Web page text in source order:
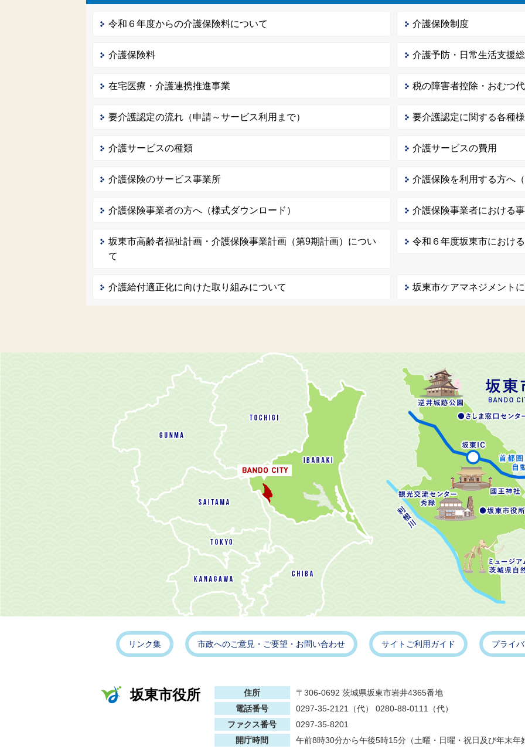
令和６年度からの介護保険料について 介護保険制度
介護保険料 介護予防・日常生活支援
在宅医療・介護連携推進事業 税の障害者控除・おむつ
要介護認定の流れ（申請～サービス利用まで） 要介護認定に関する各種
介護サービスの種類 介護サービスの費用
介護保険のサービス事業所 介護保険を利用する方へ
介護保険事業者の方へ（様式ダウンロード） 介護保険事業者における
坂東市高齢者福祉計画・介護保険事業計画（第9期計画）につい
て
令和６年度坂東市におけ
介護給付適正化に向けた取り組みについて 坂東市ケアマネジメント
リンク集 市政へのご意見・ご要望・お問い合わせ サイトご利用ガイド プライ
坂東市役所 住所
〒306-0692 茨城県坂東市岩井4365番地
電話番号
0297-35-2121（代） 0280-88-0111（代）
ファクス番号
0297-35-8201
開庁時間
午前8時30分から午後5時15分（土曜・日曜・祝日及び年末年